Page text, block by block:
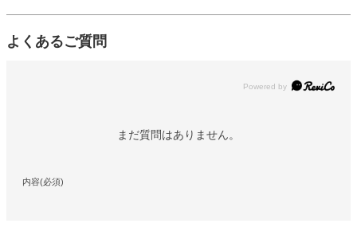
よくあるご質問
Powered by
まだ質問はありません。
内容(必須)